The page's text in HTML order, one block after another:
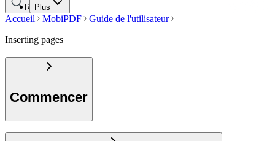
Plus
Rechercher
Accueil MobiPDF
Guide de l'utilisateur
Inserting pages
Commencer